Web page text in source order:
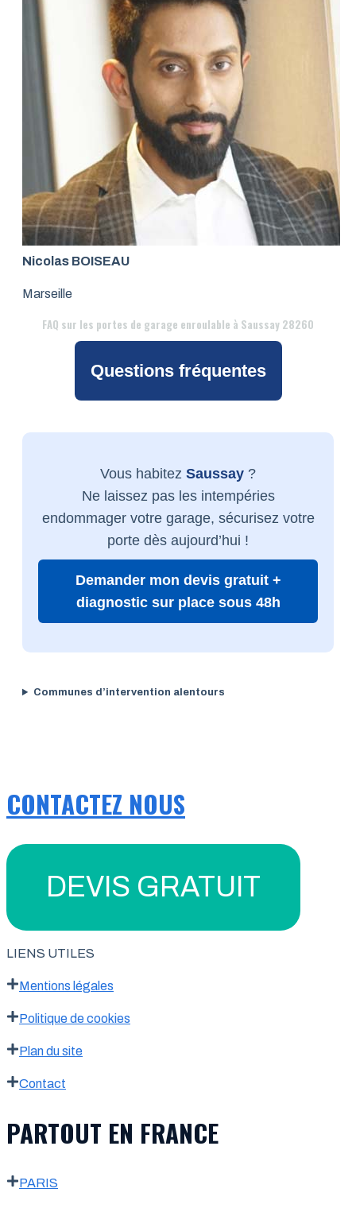
Nicolas BOISEAU
Marseille
FAQ sur les portes de garage enroulable à Saussay 28260
Questions fréquentes
Vous habitez Saussay ?
Ne laissez pas les intempéries
endommager votre garage, sécurisez votre
porte dès aujourd’hui !
Demander mon devis gratuit +
diagnostic sur place sous 48h
Communes d’intervention alentours
CONTACTEZ NOUS
DEVIS GRATUIT
LIENS UTILES
Mentions légales
Politique de cookies
Plan du site
Contact
PARTOUT EN FRANCE
PARIS